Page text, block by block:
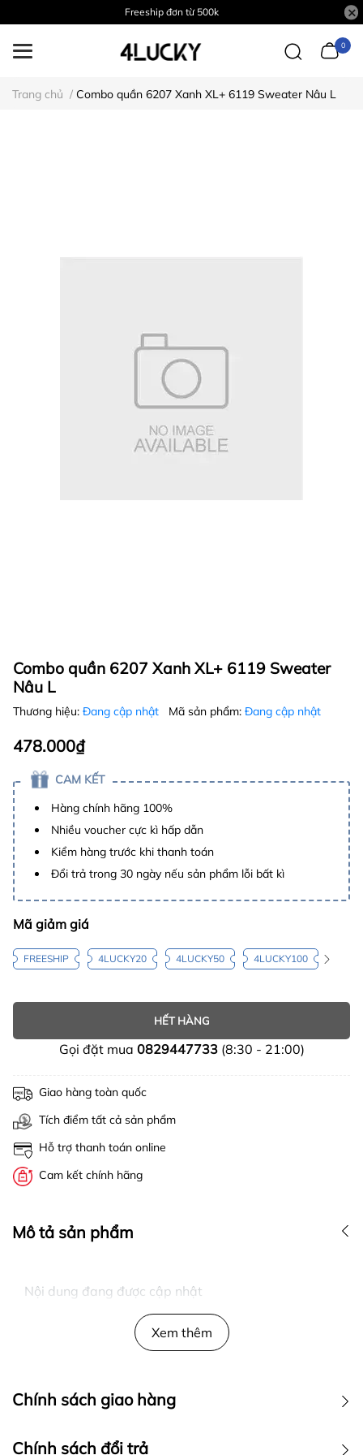
Freeship đơn từ 500k
0
Trang chủ / Combo quần 6207 Xanh XL+ 6119 Sweater Nâu L
Combo quần 6207 Xanh XL+ 6119 Sweater
Nâu L
Thương hiệu: Đang cập nhật Mã sản phẩm: Đang cập nhật
478.000₫
CAM KẾT
Hàng chính hãng 100%
Nhiều voucher cực kì hấp dẫn
Kiểm hàng trước khi thanh toán
Đổi trả trong 30 ngày nếu sản phẩm lỗi bất kì
Mã giảm giá
FREESHIP 4LUCKY20 4LUCKY50 4LUCKY100
HẾT HÀNG
Gọi đặt mua 0829447733(8:30 - 21:00)
Giao hàng toàn quốc
Tích điểm tất cả sản phẩm
Hỗ trợ thanh toán online
Cam kết chính hãng
Mô tả sản phẩm
Nội dung đang được cập nhật
Xem thêm
Chính sách giao hàng
Chính sách đổi trả